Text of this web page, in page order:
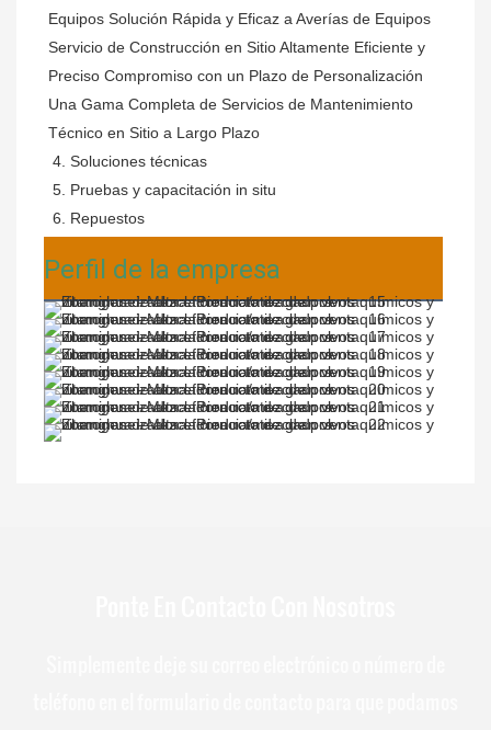
Equipos Solución Rápida y Eficaz a Averías de Equipos
Servicio de Construcción en Sitio Altamente Eficiente y
Preciso Compromiso con un Plazo de Personalización
Una Gama Completa de Servicios de Mantenimiento
Técnico en Sitio a Largo Plazo
4. Soluciones técnicas
5. Pruebas y capacitación in situ
6. Repuestos
Perfil de la empresa